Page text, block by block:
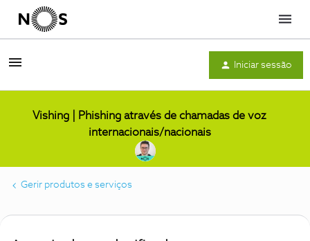
Menu
Iniciar sessão
Vishing | Phishing através de chamadas de voz
internacionais/nacionais
Gerir produtos e serviços